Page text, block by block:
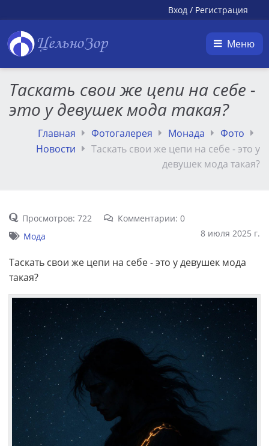
Вход / Регистрация
ЦельноЗор Меню
Таскать свои же цепи на себе -
это у девушек мода такая?
Главная Фотогалерея Монада
Фото
Новости
Таскать свои же цепи на себе - это у
девушек мода такая?
Просмотров: 722
Комментарии: 0
8 июля 2025 г.
Мода
Таскать свои же цепи на себе - это у девушек мода
такая?